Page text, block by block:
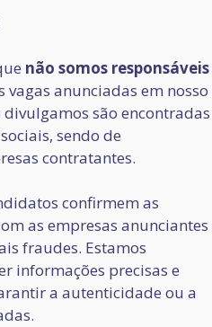
não somos responsáveis
vagas anunciadas em nosso
são encontradas
sendo de
contratantes.
confirmem as
as empresas anunciantes
fraudes. Estamos
informações precisas e
a autenticidade ou a